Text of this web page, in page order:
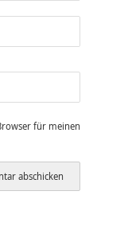
für meinen